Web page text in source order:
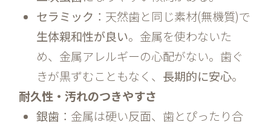
セラミック ：天然歯と同じ素材(無機質)で
生体親和性が良い。金属を使わないた
め、金属アレルギーの心配がない。歯ぐ
きが黒ずむこともなく、 長期的に安心。
耐久性・汚れのつきやすさ
銀歯 ：金属は硬い反面、歯とぴったり合